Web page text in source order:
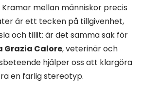
mellan människor precis
är ett tecken på tillgivenhet,
och tillit: är det samma sak för
Grazia Calore, veterinär och
hjälper oss att klargöra
en farlig stereotyp.